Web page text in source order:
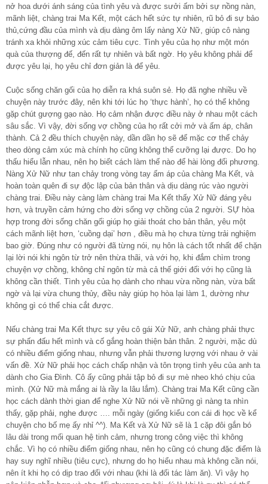
nở hoa dưới ánh sáng của tình yêu và được sưởi ấm bởi sự nồng nàn,
mãnh liệt, chàng trai Ma Kết, một cách hết sức tự nhiên, rũ bỏ đi sự bảo
thủ,cứng đầu của mình và dịu dàng ôm lấy nàng Xử Nữ, giúp cô nàng
tránh xa khỏi những xúc cảm tiêu cực. Tình yêu của họ như một món
quà của thượng đế, đến rất tự nhiên và bất ngờ. Họ yêu không phải để
được yêu lại, họ yêu chỉ đơn giản là để yêu.
Cuộc sống chăn gối của họ diễn ra khá suôn sẻ. Họ đã nghe nhiều về
chuyện này trước đây, nên khi tới lúc họ ‘thực hành’, họ có thể không
gặp chút gượng gạo nào. Họ cảm nhận được điều này ở nhau một cách
sâu sắc. Vì vậy, đời sống vợ chồng của họ rất cởi mở và ấm áp, chân
thành. Cả 2 đều thích chuyện này, dần dần họ sẽ để mặc cơ thể chảy
theo dòng cảm xúc mà chính họ cũng không thể cưỡng lại được. Do họ
thấu hiểu lẫn nhau, nên họ biết cách làm thế nào để hài lòng đối phương.
Nàng Xử Nữ như tan chảy trong vòng tay ấm áp của chàng Ma Kết, và
hoàn toàn quên đi sự độc lập của bản thân và dịu dàng rúc vào người
chàng trai. Điều này càng làm chàng trai Ma Kết thấy Xử Nữ đáng yêu
hơn, và truyền cảm hứng cho đời sống vợ chồng của 2 người. SỰ hòa
hợp trong đời sống chăn gối giúp họ giải thoát cho bản thân, yêu một
cách mãnh liệt hơn, ‘cuồng dại’ hơn , điều mà họ chưa từng trải nghiệm
bao giờ. Đúng như có người đã từng nói, nụ hôn là cách tốt nhất để chặn
lại lời nói khi ngôn từ trở nên thừa thãi, và với họ, khi đắm chìm trong
chuyện vợ chồng, không chỉ ngôn từ mà cả thế giới đối với họ cũng là
không cần thiết. Tình yêu của họ dành cho nhau vừa nồng nàn, vừa bất
ngờ và lại vừa chung thủy, điều này giúp họ hòa lại làm 1, dường như
không gì có thể chia cắt được.
Nếu chàng trai Ma Kết thực sự yêu cô gái Xử Nữ, anh chàng phải thực
sự phấn đấu hết mình và cố gắng hoàn thiện bản thân. 2 người, mặc dù
có nhiều điểm giống nhau, nhưng vẫn phải thương lượng với nhau ở vài
vấn đề. Xử Nữ phải học cách chấp nhận và tôn trọng tình yêu của anh ta
dành cho Gia Đình. Cô ấy cũng phải tập bỏ đi sự mè nheo khó chịu của
mình. (Xử Nữ mà mắng ai là rầy la lâu lắm). Chàng trai Ma Kết cũng cần
học cách dành thời gian để nghe Xử Nữ nói về những gì nàng ta nhìn
thấy, gặp phải, nghe được …. mỗi ngày (giống kiểu con cái đi học về kể
chuyện cho bố mẹ ấy nhỉ ^^). Ma Kết và Xử Nữ sẽ là 1 cặp đôi gắn bó
lâu dài trong mối quan hệ tinh cảm, nhưng trong công việc thì không
chắc. Vì họ có nhiều điểm giống nhau, nên họ cũng có chung đặc điểm là
hay suy nghĩ nhiều (tiêu cực), nhưng do họ hiểu nhau mà không cần nói,
nên ít khi họ có dịp trao đổi với nhau (khi là đối tác làm ăn). Vì vậy họ